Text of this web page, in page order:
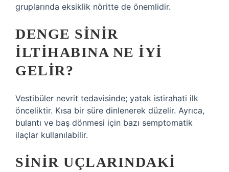
gruplarında eksiklik nöritte de önemlidir.
DENGE SINIR
ILTIHABINA NE IYI
GELIR?
Vestibüler nevrit tedavisinde; yatak istirahati ilk
önceliktir. Kısa bir süre dinlenerek düzelir. Ayrıca,
bulantı ve baş dönmesi için bazı semptomatik
ilaçlar kullanılabilir.
SINIR UÇLARINDAKI